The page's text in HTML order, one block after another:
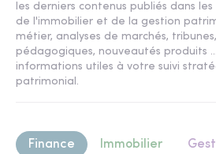
les derniers contenus publiés dans
de l'immobilier et de la gestion
métier, analyses de marchés,
pédagogiques, nouveautés produits
informations utiles à votre suivi
patrimonial.
Finance Immobilier